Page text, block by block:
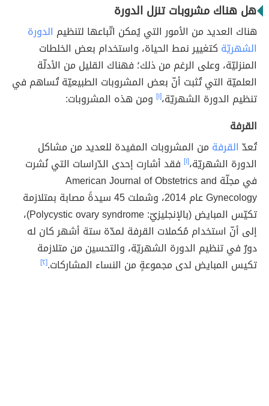
هل هناك مشروبات تنزل الدورة
هناك العديد من الأمور التي يُمكن اتّباعها لتنظيم الدورة
الشهريّة كتغيير نمط الحياة، واستخدام بعض الخلطات
المنزليّة، وعلى الرغم من ذلك؛ فهناك القليل من الأدلّة
العلميّة التي تُثبت أنّ بعض المشروبات الطبيعيّة تُساهم في
تنظيم الدورة الشهريّة،[١] ومن هذه المشروبات:
القرفة
تُعدّ القرفة من المشروبات المفيدة للعديد من مشاكل
الدورة الشهريّة،[١] فقد أشارت إحدى الدّراسات التي نُشرت
في مجلّة American Journal of Obstetrics and
Gynecology عام 2014، وشملت 45 سيدةً مصابة بمتلازمة
تكيّس المبايض (بالإنجليزيّ: Polycystic ovary syndrome)،
إلى أنّ استخدام مُكملات القرفة لمدّة ستة أشهر كان له
دورٌ في تنظيم الدورة الشهريّة، والتحسين من متلازمة
تكيس المبايض لدى مجموعةٍ من النساء المشاركات.[٢]